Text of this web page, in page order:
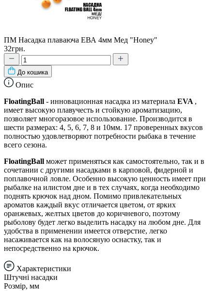
ПМ Насадка плаваюча ЕВА 4мм Мед "Honey"
32грн.
До кошика
Опис
FloatingBall - инновационная насадка из материала EVA ,
имеет высокую плавучесть и стойкую ароматизацию,
позволяет многоразовое использование. Производится в
шести размерах: 4, 5, 6, 7, 8 и 10мм. 17 проверенных вкусов
полностью удовлетворяют потребности рыбака в течение
всего сезона.
FloatingBall может применяться как самостоятельно, так и в
сочетании с другими насадками в карповой, фидерной и
поплавочной ловле. Особенно высокую ценность имеет при
рыбалке на илистом дне и в тех случаях, когда необходимо
поднять крючок над дном. Помимо привлекательных
ароматов каждый вкус отличается цветом, от ярких
оранжевых, желтых цветов до коричневого, поэтому
рыболову будет легко выделить насадку на любом дне. Для
удобства в применении имеется отверстие, легко
насаживается как на волосяную оснастку, так и
непосредственно на крючок.
Характеристики
Штучні насадки
Розмір, мм